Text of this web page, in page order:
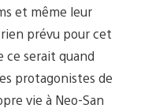
et même leur
prévu pour cet
ce serait quand
protagonistes de
vie à Neo-San